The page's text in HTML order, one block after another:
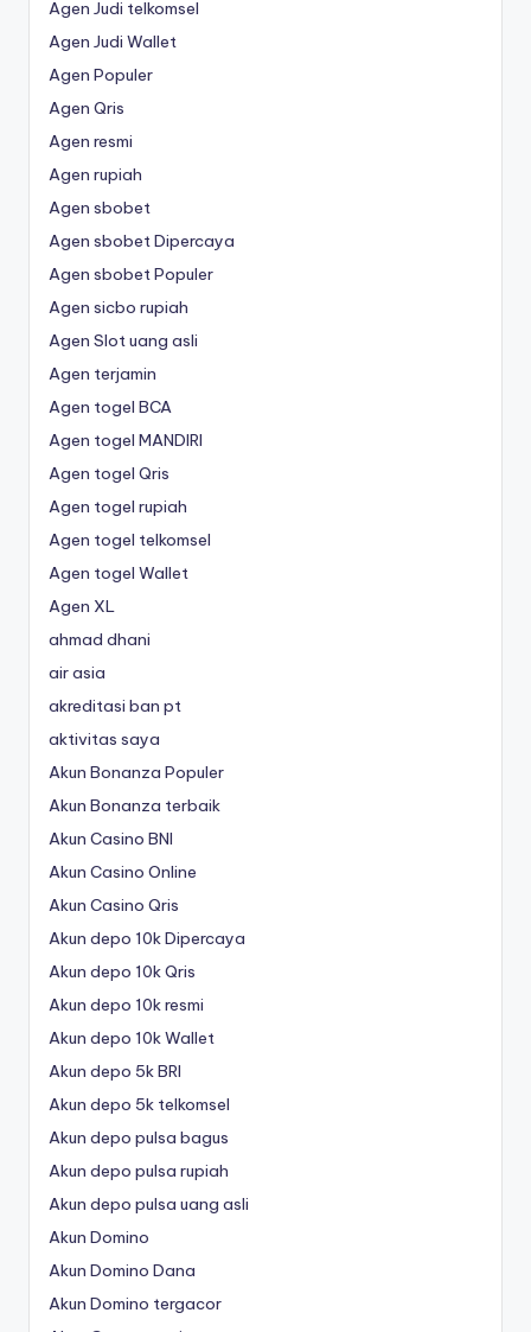
Agen Judi telkomsel
Agen Judi Wallet
Agen Populer
Agen Qris
Agen resmi
Agen rupiah
Agen sbobet
Agen sbobet Dipercaya
Agen sbobet Populer
Agen sicbo rupiah
Agen Slot uang asli
Agen terjamin
Agen togel BCA
Agen togel MANDIRI
Agen togel Qris
Agen togel rupiah
Agen togel telkomsel
Agen togel Wallet
Agen XL
ahmad dhani
air asia
akreditasi ban pt
aktivitas saya
Akun Bonanza Populer
Akun Bonanza terbaik
Akun Casino BNI
Akun Casino Online
Akun Casino Qris
Akun depo 10k Dipercaya
Akun depo 10k Qris
Akun depo 10k resmi
Akun depo 10k Wallet
Akun depo 5k BRI
Akun depo 5k telkomsel
Akun depo pulsa bagus
Akun depo pulsa rupiah
Akun depo pulsa uang asli
Akun Domino
Akun Domino Dana
Akun Domino tergacor